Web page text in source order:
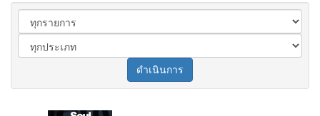
ดำเนินการ